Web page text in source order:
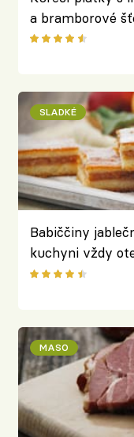
a bramborové
voňavý nedělní
SLADKÉ
Babiččiny
kuchyni vždy
MASO